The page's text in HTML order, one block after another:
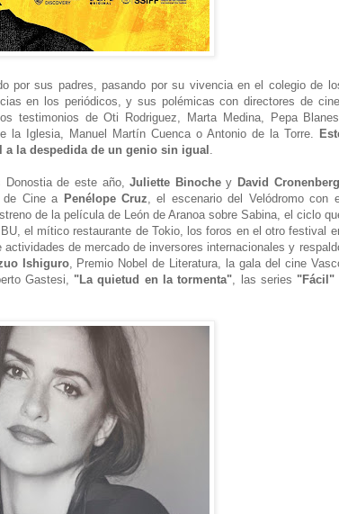
por sus padres, pasando por su vivencia en el colegio de
en los periódicos, y sus polémicas con directores de
testimonios de Oti Rodriguez, Marta Medina, Pepa
la Iglesia, Manuel Martín Cuenca o Antonio de la Torre.
la despedida de un genio sin igual .
Donostia de este año,Juliette Binochey David Cronenberg
de Cine a Penélope Cruz, el escenario del Velódromo con
de la película de León de Aranoa sobre Sabina, el ciclo
el mítico restaurante de Tokio, los foros en el otro festival
de mercado de inversores internacionales y
Ishiguro, Premio Nobel de Literatura, la gala del cine
Gastesi, "La quietud en la tormenta", las series "Fácil"